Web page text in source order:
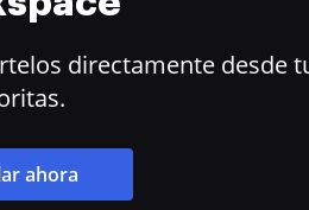
directamente desde
ahora